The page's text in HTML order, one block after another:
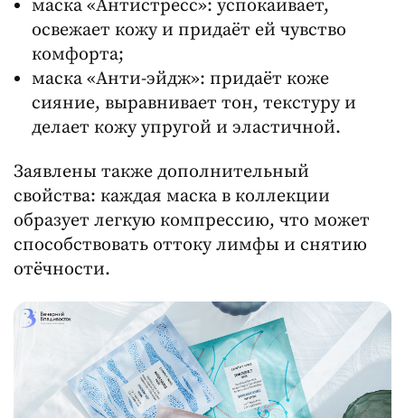
маска «Антистресс»: успокаивает,
освежает кожу и придаёт ей чувство
комфорта;
маска «Анти-эйдж»: придаёт коже
сияние, выравнивает тон, текстуру и
делает кожу упругой и эластичной.
Заявлены также дополнительный
свойства: каждая маска в коллекции
образует легкую компрессию, что может
способствовать оттоку лимфы и снятию
отёчности.